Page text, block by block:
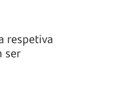
respetiva
ser